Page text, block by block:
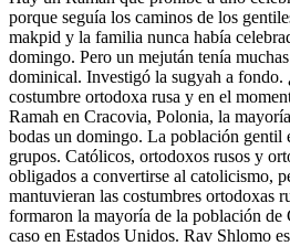
porque seguía los caminos de los
makpid y la familia nunca había
domingo. Pero un mejután tenía
dominical. Investigó la sugyah a fondo.
costumbre ortodoxa rusa y en el
Ramah en Cracovia, Polonia, la
bodas un domingo. La población gentil
grupos. Católicos, ortodoxos rusos y
obligados a convertirse al catolicismo,
mantuvieran las costumbres ortodoxas
formaron la mayoría de la población de
caso en Estados Unidos. Rav Shlomo